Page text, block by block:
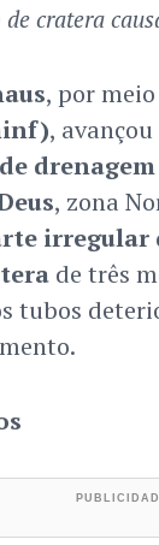
cratera
, por
,
drenagem
, zona
irregular
de três
tubos